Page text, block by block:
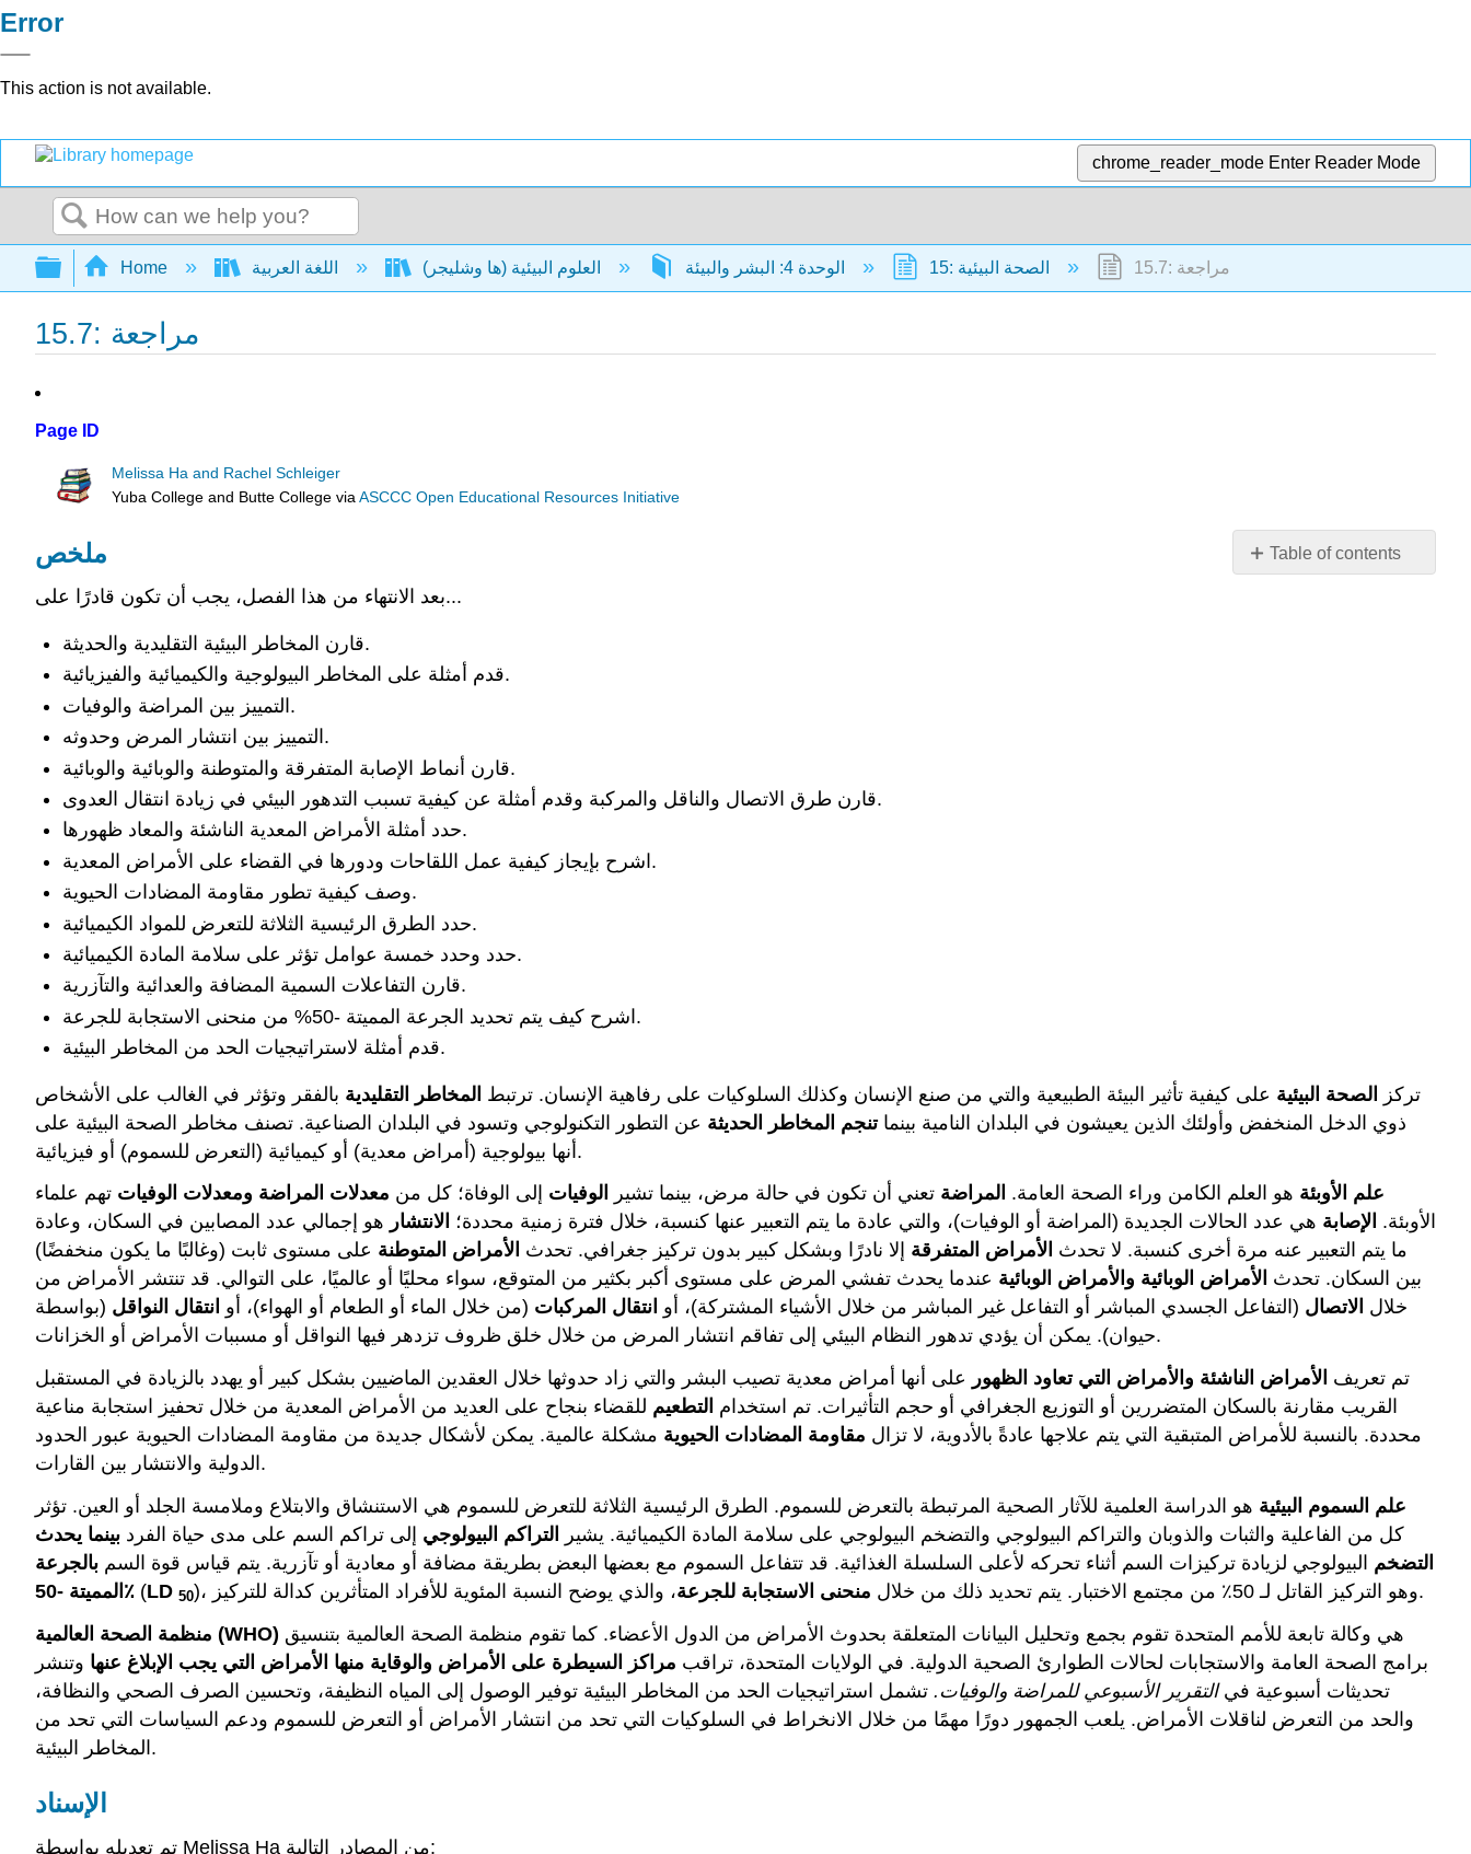
Error
This action is not available.
chrome_reader_mode Enter Reader Mode
Search
Expand/collapse global hierarchy
Home 15.7: مراجعة
15.7: مراجعة
Page ID
Melissa Ha and Rachel Schleiger
Yuba College and Butte College viaASCCC Open Educational Resources Initiative
Table of contents
ملخص
بعد الانتهاء من هذا الفصل، يجب أن تكون قادرًا على...
قارن المخاطر البيئية التقليدية والحديثة.
قدم أمثلة على المخاطر البيولوجية والكيميائية والفيزيائية.
التمييز بين المراضة والوفيات.
التمييز بين انتشار المرض وحدوثه.
قارن أنماط الإصابة المتفرقة والمتوطنة والوبائية والوبائية.
قارن طرق الاتصال والناقل والمركبة وقدم أمثلة عن كيفية تسبب التدهور البيئي في زيادة انتقال العدوى.
حدد أمثلة الأمراض المعدية الناشئة والمعاد ظهورها.
اشرح بإيجاز كيفية عمل اللقاحات ودورها في القضاء على الأمراض المعدية.
وصف كيفية تطور مقاومة المضادات الحيوية.
حدد الطرق الرئيسية الثلاثة للتعرض للمواد الكيميائية.
حدد وحدد خمسة عوامل تؤثر على سلامة المادة الكيميائية.
قارن التفاعلات السمية المضافة والعدائية والتآزرية.
اشرح كيف يتم تحديد الجرعة المميتة -50% من منحنى الاستجابة للجرعة.
قدم أمثلة لاستراتيجيات الحد من المخاطر البيئية.
تركز الصحة البيئية على كيفية تأثير البيئة الطبيعية والتي من صنع الإنسان وكذلك السلوكيات على رفاهية الإنسان. ترتبط المخاطر التقليدية بالفقر وتؤثر في الغالب على الأشخاص
ذوي الدخل المنخفض وأولئك الذين يعيشون في البلدان النامية بينماتنجم المخاطر الحديثة عن التطور التكنولوجي وتسود في البلدان الصناعية. تصنف مخاطر الصحة البيئية على
أنها بيولوجية (أمراض معدية) أو كيميائية (التعرض للسموم) أو فيزيائية.
علم الأوبئة هو العلم الكامن وراء الصحة العامة. المراضة تعني أن تكون في حالة مرض، بينما تشير الوفيات إلى الوفاة؛ كل من معدلات المراضة ومعدلات الوفيات تهم علماء
الأوبئة. الإصابة هي عدد الحالات الجديدة (المراضة أو الوفيات)، والتي عادة ما يتم التعبير عنها كنسبة، خلال فترة زمنية محددة؛ الانتشار هو إجمالي عدد المصابين في السكان، وعادة
ما يتم التعبير عنه مرة أخرى كنسبة. لا تحدث الأمراض المتفرقة إلا نادرًا وبشكل كبير بدون تركيز جغرافي. تحدث الأمراض المتوطنة على مستوى ثابت (وغالبًا ما يكون منخفضًا)
بين السكان. تحدث الأمراض الوبائية والأمراض الوبائية عندما يحدث تفشي المرض على مستوى أكبر بكثير من المتوقع، سواء محليًا أو عالميًا، على التوالي. قد تنتشر الأمراض من
خلال الاتصال (التفاعل الجسدي المباشر أو التفاعل غير المباشر من خلال الأشياء المشتركة)، أو انتقال المركبات (من خلال الماء أو الطعام أو الهواء)، أو انتقال النواقل (بواسطة
حيوان). يمكن أن يؤدي تدهور النظام البيئي إلى تفاقم انتشار المرض من خلال خلق ظروف تزدهر فيها النواقل أو مسببات الأمراض أو الخزانات.
تم تعريف الأمراض الناشئة والأمراض التي تعاود الظهور على أنها أمراض معدية تصيب البشر والتي زاد حدوثها خلال العقدين الماضيين بشكل كبير أو يهدد بالزيادة في المستقبل
القريب مقارنة بالسكان المتضررين أو التوزيع الجغرافي أو حجم التأثيرات. تم استخدام التطعيم للقضاء بنجاح على العديد من الأمراض المعدية من خلال تحفيز استجابة مناعية
محددة. بالنسبة للأمراض المتبقية التي يتم علاجها عادةً بالأدوية، لا تزال مقاومة المضادات الحيوية مشكلة عالمية. يمكن لأشكال جديدة من مقاومة المضادات الحيوية عبور الحدود
الدولية والانتشار بين القارات.
علم السموم البيئية هو الدراسة العلمية للآثار الصحية المرتبطة بالتعرض للسموم. الطرق الرئيسية الثلاثة للتعرض للسموم هي الاستنشاق والابتلاع وملامسة الجلد أو العين. تؤثر
كل من الفاعلية والثبات والذوبان والتراكم البيولوجي والتضخم البيولوجي على سلامة المادة الكيميائية. يشير
التراكم البيولوجي إلى تراكم السم على مدى حياة الفرد بينما يحدث
التضخم البيولوجي لزيادة تركيزات السم أثناء تحركه لأعلى السلسلة الغذائية. قد تتفاعل السموم مع بعضها البعض بطريقة مضافة أو معادية أو تآزرية. يتم قياس قوة السم بالجرعة
المميتة -50٪ (LD 50 )، وهو التركيز القاتل لـ 50٪ من مجتمع الاختبار. يتم تحديد ذلك من خلال منحنى الاستجابة للجرعة
، والذي يوضح النسبة المئوية للأفراد المتأثرين كدالة للتركيز.
منظمة الصحة العالمية (WHO)
برامج الصحة العامة والاستجابات لحالات الطوارئ الصحية الدولية. في الولايات المتحدة، تراقب مراكز السيطرة على الأمراض والوقاية منها الأمراض التي يجب الإبلاغ عنها وتنشر
تحديثات أسبوعية فيالتقرير الأسبوعي للمراضة والوفيات. تشمل استراتيجيات الحد من المخاطر البيئية توفير الوصول إلى المياه النظيفة، وتحسين الصرف الصحي والنظافة،
والحد من التعرض لناقلات الأمراض. يلعب الجمهور دورًا مهمًا من خلال الانخراط في السلوكيات التي تحد من انتشار الأمراض أو التعرض للسموم ودعم السياسات التي تحد من
المخاطر البيئية.
الإسناد
تم تعديله بواسطة Melissa Ha من المصادر التالية: